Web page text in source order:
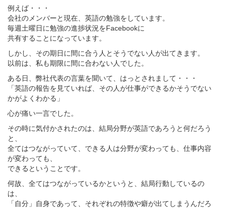
例えば・・・
会社のメンバーと現在、英語の勉強をしています。
毎週土曜日に勉強の進捗状況をFacebookに
共有することになっています。
しかし、その期日に間に合う人とそうでない人が出てきます。
以前は、私も期限に間に合わない人でした。
ある日、弊社代表の言葉を聞いて、はっとされまして・・・
「英語の報告を見ていれば、その人が仕事ができるかそうでない
かがよくわかる」
心が痛い一言でした。
その時に気付かされたのは、結局分野が英語であろうと何だろう
と、
全てはつながっていて、できる人は分野が変わっても、仕事内容
が変わっても、
できるということです。
何故、全てはつながっているかというと、結局行動しているの
は、
「自分」自身であって、それぞれの特徴や癖が出てしまうんだろ